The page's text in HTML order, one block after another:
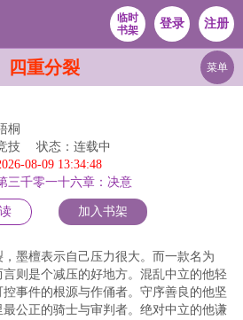
临时
书架
登录 注册
四重分裂 菜单
桐
技
状态：连载中
08-09 13:34:48
三千零一十六章：决意
加入书架
墨檀表示自己压力很大。而一款名为
言则是个减压的好地方。混乱中立的他轻
事件的根源与作俑者。守序善良的他坚
公正的骑士与审判者。绝对中立的他谦